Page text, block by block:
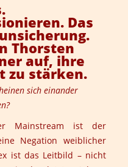
Das
Thorsten
auf, ihre
zu stärken.
sich einander
Mainstream ist der
Negation weiblicher
ist das Leitbild – nicht